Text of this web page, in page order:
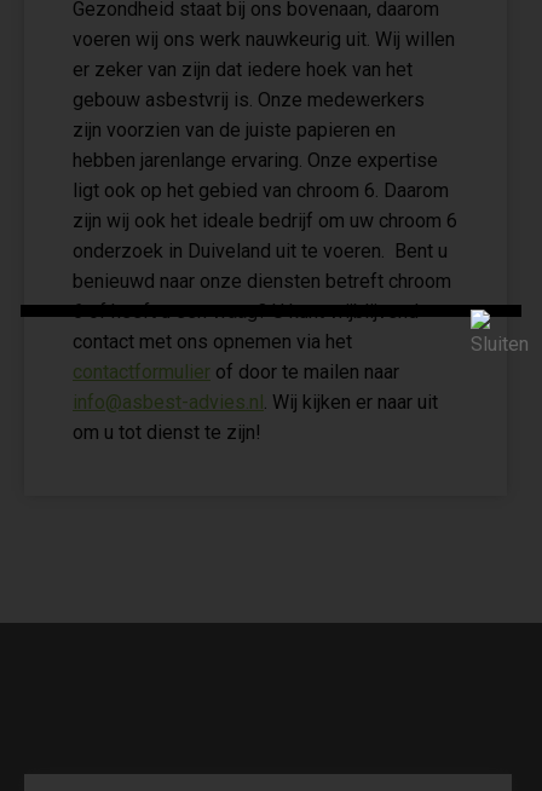
Gezondheid staat bij ons bovenaan, daarom
voeren wij ons werk nauwkeurig uit. Wij willen
er zeker van zijn dat iedere hoek van het
gebouw asbestvrij is. Onze medewerkers
zijn voorzien van de juiste papieren en
hebben jarenlange ervaring. Onze expertise
ligt ook op het gebied van chroom 6. Daarom
zijn wij ook het ideale bedrijf om uw chroom 6
onderzoek in Duiveland uit te voeren. Bent u
benieuwd naar onze diensten betreft chroom
6 of heeft u een vraag? U kunt vrijblijvend
contact met ons opnemen via het
contactformulier of door te mailen naar
info@asbest-advies.nl. Wij kijken er naar uit
om u tot dienst te zijn!